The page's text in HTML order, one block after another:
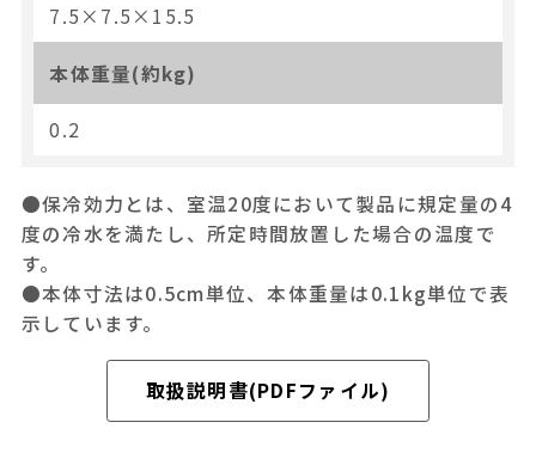
7.5×7.5×15.5
本体重量(約kg)
0.2
●保冷効力とは、室温20度において製品に規定量の4
度の冷水を満たし、所定時間放置した場合の温度で
す。
●本体寸法は0.5cm単位、本体重量は0.1kg単位で表
示しています。
取扱説明書(PDFファイル)